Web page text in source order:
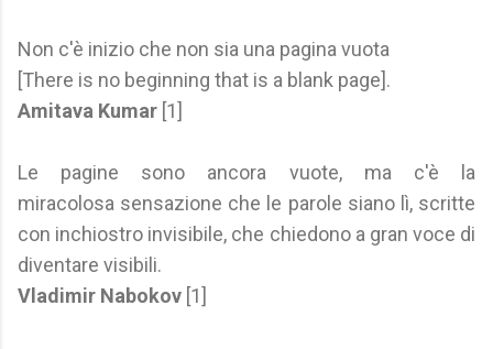
Non c'è inizio che non sia una pagina vuota
[There is no beginning that is a blank page].
Amitava Kumar [1]
Le pagine sono ancora vuote, ma c'è la
miracolosa sensazione che le parole siano lì, scritte
con inchiostro invisibile, che chiedono a gran voce di
diventare visibili.
Vladimir Nabokov [1]